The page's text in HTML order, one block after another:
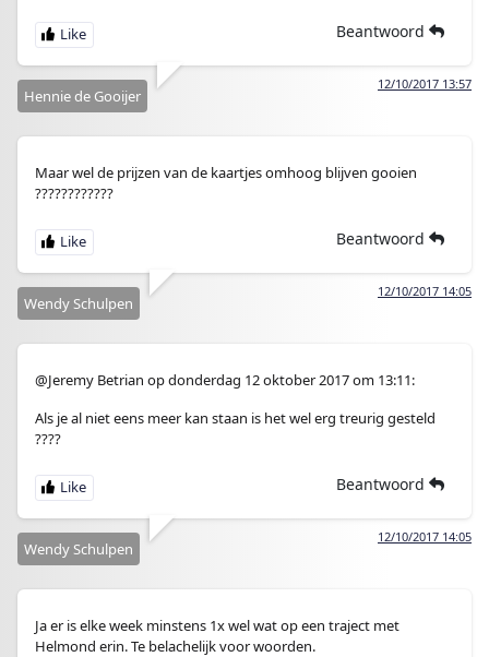
Beantwoord
12/10/2017 13:57
Hennie de Gooijer
Maar wel de prijzen van de kaartjes omhoog blijven gooien
????????????
Beantwoord
12/10/2017 14:05
Wendy Schulpen
@Jeremy Betrian op donderdag 12 oktober 2017 om 13:11:
Als je al niet eens meer kan staan is het wel erg treurig gesteld
????
Beantwoord
12/10/2017 14:05
Wendy Schulpen
Ja er is elke week minstens 1x wel wat op een traject met
Helmond erin. Te belachelijk voor woorden.